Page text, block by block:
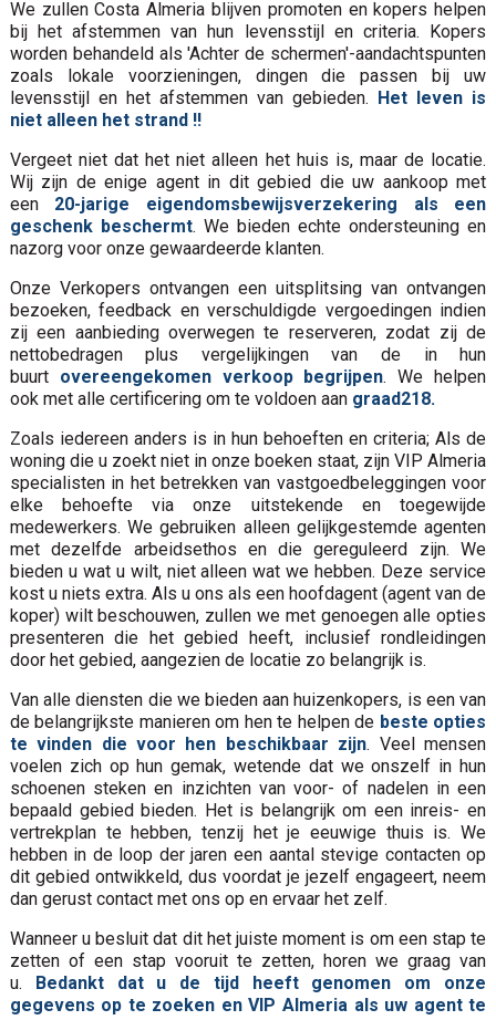
We zullen Costa Almeria blijven promoten en kopers helpen
bij het afstemmen van hun levensstijl en criteria. Kopers
worden behandeld als 'Achter de schermen'-aandachtspunten
zoals lokale voorzieningen, dingen die passen bij uw
levensstijl en het afstemmen van gebieden. Het leven is
niet alleen het strand !!
Vergeet niet dat het niet alleen het huis is, maar de locatie.
Wij zijn de enige agent in dit gebied die uw aankoop met
een 20-jarige eigendomsbewijsverzekering als een
geschenk beschermt. We bieden echte ondersteuning en
nazorg voor onze gewaardeerde klanten.
Onze Verkopers ontvangen een uitsplitsing van ontvangen
bezoeken, feedback en verschuldigde vergoedingen indien
zij een aanbieding overwegen te reserveren, zodat zij de
nettobedragen plus vergelijkingen van de in hun
buurt overeengekomen verkoop begrijpen. We helpen
ook met alle certificering om te voldoen aan graad218.
Zoals iedereen anders is in hun behoeften en criteria; Als de
woning die u zoekt niet in onze boeken staat, zijn VIP Almeria
specialisten in het betrekken van vastgoedbeleggingen voor
elke behoefte via onze uitstekende en toegewijde
medewerkers. We gebruiken alleen gelijkgestemde agenten
met dezelfde arbeidsethos en die gereguleerd zijn. We
bieden u wat u wilt, niet alleen wat we hebben. Deze service
kost u niets extra. Als u ons als een hoofdagent (agent van de
koper) wilt beschouwen, zullen we met genoegen alle opties
presenteren die het gebied heeft, inclusief rondleidingen
door het gebied, aangezien de locatie zo belangrijk is.
Van alle diensten die we bieden aan huizenkopers, is een van
de belangrijkste manieren om hen te helpen de beste opties
te vinden die voor hen beschikbaar zijn. Veel mensen
voelen zich op hun gemak, wetende dat we onszelf in hun
schoenen steken en inzichten van voor- of nadelen in een
bepaald gebied bieden. Het is belangrijk om een inreis- en
vertrekplan te hebben, tenzij het je eeuwige thuis is. We
hebben in de loop der jaren een aantal stevige contacten op
dit gebied ontwikkeld, dus voordat je jezelf engageert, neem
dan gerust contact met ons op en ervaar het zelf.
Wanneer u besluit dat dit het juiste moment is om een stap te
zetten of een stap vooruit te zetten, horen we graag van
u. Bedankt dat u de tijd heeft genomen om onze
gegevens op te zoeken en VIP Almeria als uw agent te